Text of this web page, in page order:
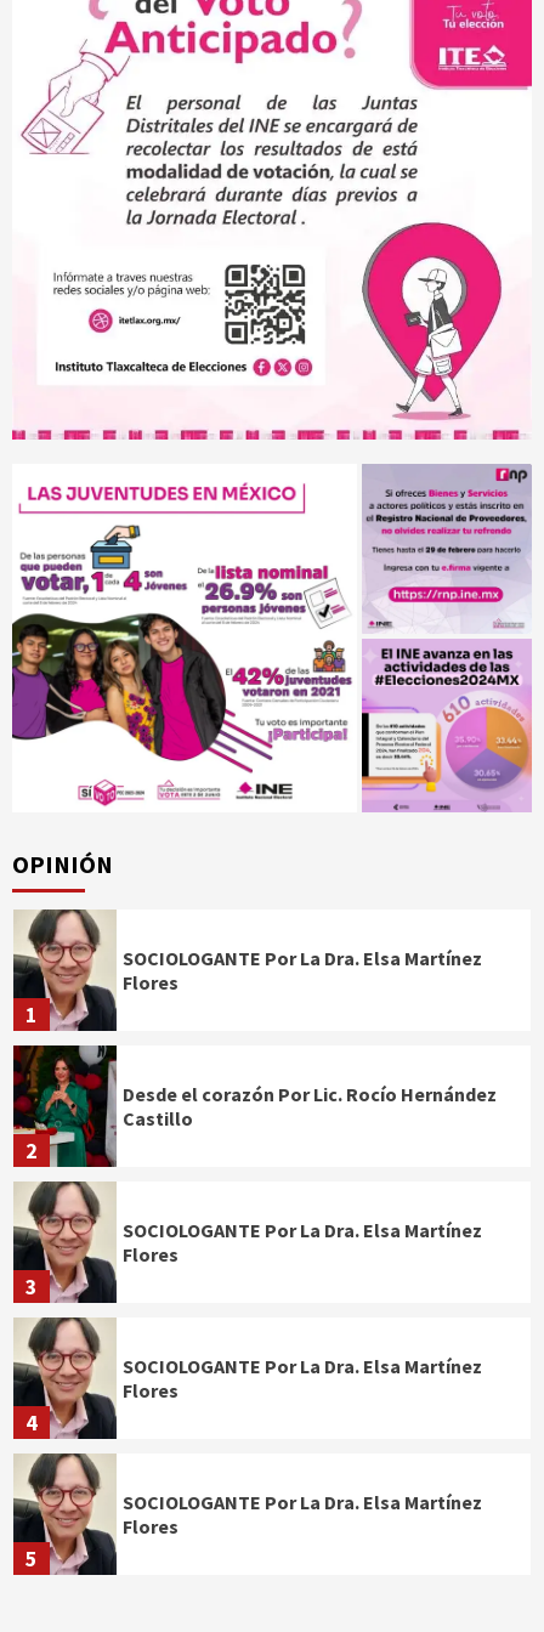
OPINIÓN
1
SOCIOLOGANTE Por La Dra. Elsa Martínez
Flores
2
Desde el corazón Por Lic. Rocío Hernández
Castillo
3
SOCIOLOGANTE Por La Dra. Elsa Martínez
Flores
4
SOCIOLOGANTE Por La Dra. Elsa Martínez
Flores
5
SOCIOLOGANTE Por La Dra. Elsa Martínez
Flores